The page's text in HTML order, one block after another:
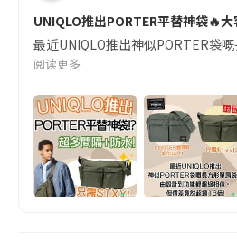
UNIQLO推出PORTER平替神袋🔥
最近UNIQLO推出神似PORTER袋
阅读更多